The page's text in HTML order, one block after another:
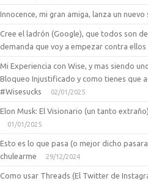
Innocence, mi gran amiga, lanza un nuevo
Cree el ladrón (Google), que todos son
demanda que voy a empezar contra
Mi Experiencia con Wise, y mas siendo
Bloqueo Injustificado y como tienes que
#Wisesucks
02/01/2025
Elon Musk: El Visionario (un tanto
01/01/2025
Esto es lo que pasa (o mejor dicho
chulearme
29/12/2024
Como usar Threads (El Twitter de